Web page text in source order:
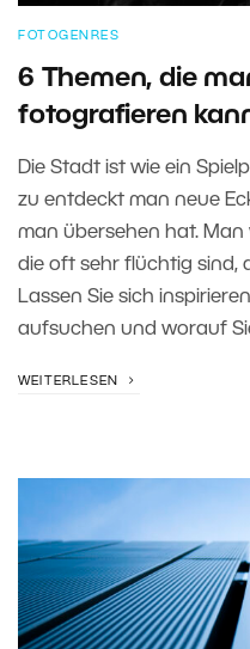
FOTOGENRES
6 Themen, die
fotografieren
Die Stadt ist wie ein
zu entdeckt man neue
man übersehen hat.
die oft sehr flüchtig sind,
Lassen Sie sich
aufsuchen und worauf
WEITERLESEN